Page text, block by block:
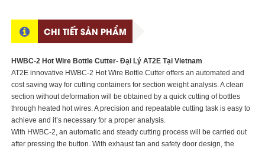
CHI TIẾT SẢN PHẨM
HWBC-2 Hot Wire Bottle Cutter- Đại Lý AT2E Tại Vietnam
AT2E innovative HWBC-2 Hot Wire Bottle Cutter offers an automated and
cost saving way for cutting containers for section weight analysis. A clean
section without deformation will be obtained by a quick cutting of bottles
through heated hot wires. A precision and repeatable cutting task is easy to
achieve and it’s necessary for a proper analysis.
With HWBC-2, an automatic and steady cutting process will be carried out
after pressing the button. With exhaust fan and safety door design, the